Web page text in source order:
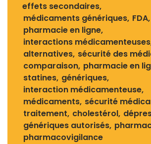
effets secondaires
médicaments génériques FDA
pharmacie en ligne
interactions médicamenteuses
alternatives sécurité des
comparaison pharmacie en
statines génériques
interaction médicamenteuse
médicaments sécurité
traitement cholestérol
génériques autorisés
pharmacovigilance